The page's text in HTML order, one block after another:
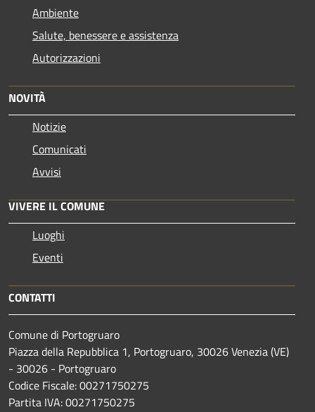
Ambiente
Salute, benessere e assistenza
Autorizzazioni
NOVITÀ
Notizie
Comunicati
Avvisi
VIVERE IL COMUNE
Luoghi
Eventi
CONTATTI
Comune di Portogruaro
Piazza della Repubblica 1, Portogruaro, 30026 Venezia (VE)
- 30026 - Portogruaro
Codice Fiscale: 00271750275
Partita IVA: 00271750275